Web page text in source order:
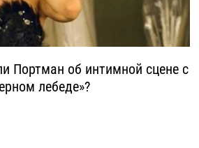
Портман об интимной сцене с
лебеде»?